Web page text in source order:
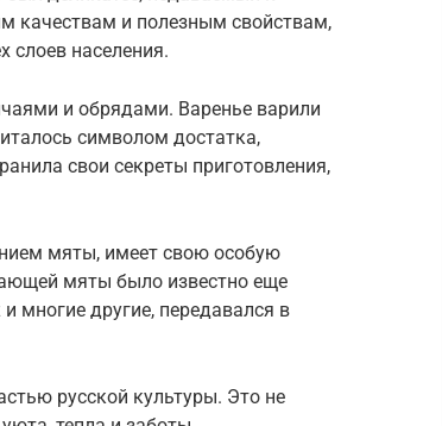
качествам и полезным свойствам,
слоев населения.
и обрядами. Варенье варили
символом достатка,
свои секреты приготовления,
мяты, имеет свою особую
мяты было известно еще
многие другие, передавался в
русской культуры. Это не